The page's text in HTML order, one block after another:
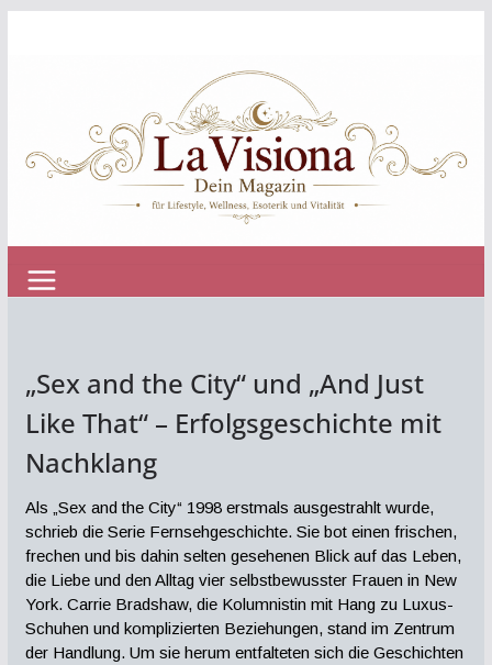
„Sex and the City“ und „And Just
Like That“ – Erfolgsgeschichte mit
Nachklang
Als „Sex and the City“ 1998 erstmals ausgestrahlt wurde,
schrieb die Serie Fernsehgeschichte. Sie bot einen frischen,
frechen und bis dahin selten gesehenen Blick auf das Leben,
die Liebe und den Alltag vier selbstbewusster Frauen in New
York. Carrie Bradshaw, die Kolumnistin mit Hang zu Luxus-
Schuhen und komplizierten Beziehungen, stand im Zentrum
der Handlung. Um sie herum entfalteten sich die Geschichten